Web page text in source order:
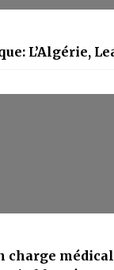
L’Algérie,
charge